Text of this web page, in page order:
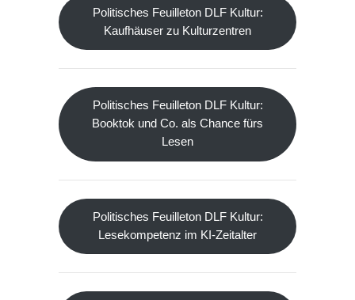
Politisches Feuilleton DLF Kultur:
Kaufhäuser zu Kulturzentren
Politisches Feuilleton DLF Kultur:
Booktok und Co. als Chance fürs
Lesen
Politisches Feuilleton DLF Kultur:
Lesekompetenz im KI-Zeitalter